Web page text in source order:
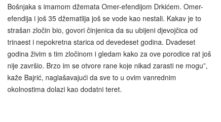
Bošnjaka s imamom džemata Omer-efendijom Drkićem. Omer-
efendija i još 35 džematlija još se vode kao nestali. Kakav je to
strašan zločin bio, govori činjenica da su ubijeni djevojčica od
trinaest i nepokretna starica od devedeset godina. Dvadeset
godina živim s tim zločinom i gledam kako za ove porodice rat još
nije završio. Brzo im se otvore rane koje nikad zarasti ne mogu”,
kaže Bajrić, naglašavajući da sve to u ovim vanrednim
okolnostima dolazi kao dodatni teret.